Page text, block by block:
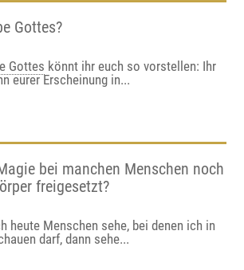
Gottes?
Gottes könnt ihr euch so vorstellen: Ihr
eurer Erscheinung in...
bei manchen Menschen noch
freigesetzt?
heute Menschen sehe, bei denen ich in
darf, dann sehe...